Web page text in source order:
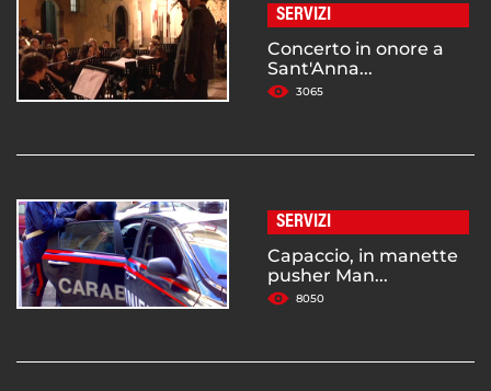
SERVIZI
Concerto in onore a
Sant'Anna...
3065
SERVIZI
Capaccio, in manette
pusher Man...
8050